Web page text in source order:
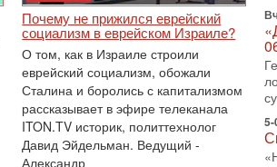
Почему не прижился еврейский
социализм в еврейском Израиле?
О том, как в Израиле строили
еврейский социализм, обожали
Сталина и боролись с капитализмом
рассказывает в эфире телеканала
ITON.TV историк, политтехнолог
Давид Эйдельман. Ведущий -
Александр
5-